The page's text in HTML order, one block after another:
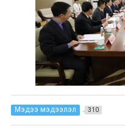
Мэдээ мэдээлэл 310